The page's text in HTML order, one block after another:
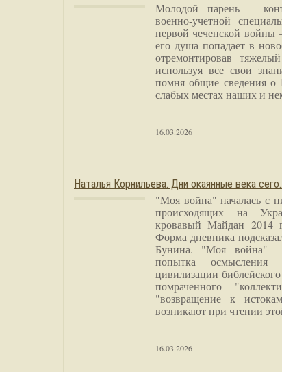
Молодой парень –
военно-учетной
первой чеченской войны
его душа попадает в
отремонтировав
используя все свои
помня общие сведения о
слабых местах наших и
16.03.2026
Наталья Корнильева. Дни окаянные века
"Моя война" началась с
происходящих на
кровавый Майдан 2014
Форма дневника
Бунина. "Моя война" -
попытка осмысления
цивилизации
помраченного
"возвращение к
возникают при чтении
16.03.2026